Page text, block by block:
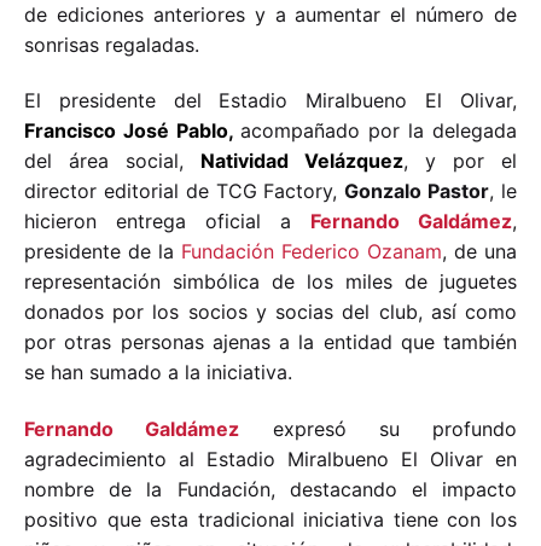
de ediciones anteriores y a aumentar el número de
sonrisas regaladas.
El presidente del Estadio Miralbueno El Olivar,
Francisco José Pablo, acompañado por la delegada
del área social, Natividad Velázquez, y por el
director editorial de TCG Factory,Gonzalo Pastor, le
hicieron entrega oficial a Fernando Galdámez,
presidente de la Fundación Federico Ozanam, de una
representación simbólica de los miles de juguetes
donados por los socios y socias del club, así como
por otras personas ajenas a la entidad que también
se han sumado a la iniciativa.
Fernando Galdámez expresó su profundo
agradecimiento al Estadio Miralbueno El Olivar en
nombre de la Fundación, destacando el impacto
positivo que esta tradicional iniciativa tiene con los